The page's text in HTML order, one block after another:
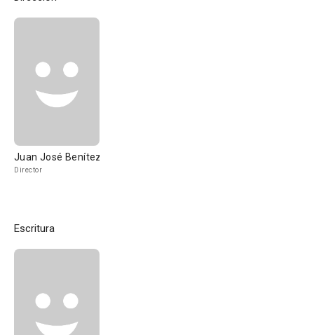
Juan José Benítez
Director
Escritura